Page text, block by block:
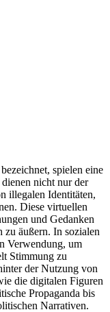
spielen eine
nicht nur der
illegalen Identitäten,
Diese virtuellen
und Gedanken
zu äußern. In sozialen
Verwendung, um
Stimmung zu
der Nutzung von
die digitalen Figuren
Propaganda bis
Narrativen.